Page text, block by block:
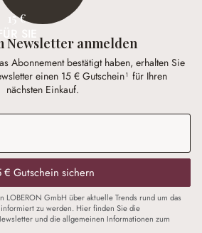
15 €
Newsletter anmelden
Abonnement bestätigt haben, erhalten Sie
einen 15 € Gutschein¹ für Ihren
nächsten Einkauf.
€ Gutschein sichern
LOBERON GmbH über aktuelle Trends rund um das
zu werden. Hier finden Sie die
und die allgemeinen Informationen zum